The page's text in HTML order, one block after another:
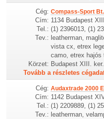
Cég: Compass-Sport Bt.
Cím: 1134 Budapest
Tel.: (1) 2396013, (1)
Tev.: leatherman,
vista cx, etrex
camo, etrex hajós
Körzet: Budapest XIII. ker.
Tovább a részletes
Cég: Audaxtrade 2000
Cím: 1142 Budapest
Tel.: (1) 2209889, (1)
Tev.: leatherman,